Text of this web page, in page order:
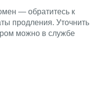
— обратитесь к
продления. Уточнить
можно в службе